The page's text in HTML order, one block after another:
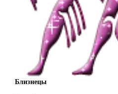
Близнецы